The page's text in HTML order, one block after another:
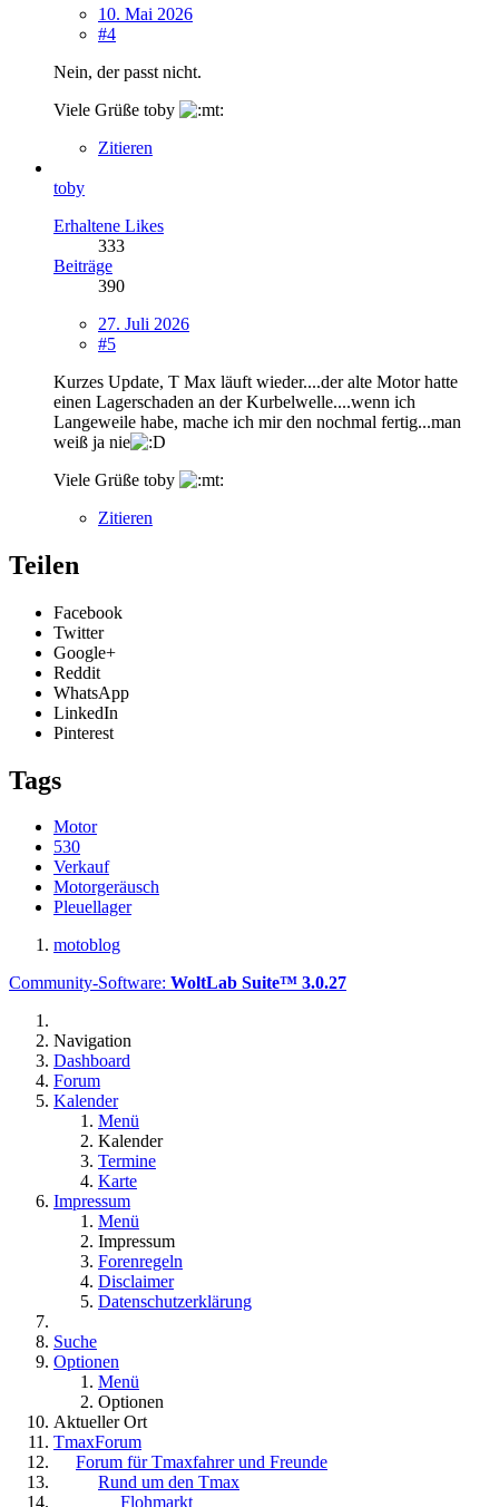
10. Mai 2026
#4
Nein, der passt nicht.
Viele Grüße toby
Zitieren
toby
Erhaltene Likes
333
Beiträge
390
27. Juli 2026
#5
Kurzes Update, T Max läuft wieder....der alte Motor hatte
einen Lagerschaden an der Kurbelwelle....wenn ich
Langeweile habe, mache ich mir den nochmal fertig...man
weiß ja nie
Viele Grüße toby
Zitieren
Teilen
Facebook
Twitter
Google+
Reddit
WhatsApp
LinkedIn
Pinterest
Tags
Motor
530
Verkauf
Motorgeräusch
Pleuellager
motoblog
Community-Software: WoltLab Suite™ 3.0.27
Navigation
Dashboard
Forum
Kalender
Menü
Kalender
Termine
Karte
Impressum
Menü
Impressum
Forenregeln
Disclaimer
Datenschutzerklärung
Suche
Optionen
Menü
Optionen
Aktueller Ort
TmaxForum
Forum für Tmaxfahrer und Freunde
Rund um den Tmax
Flohmarkt